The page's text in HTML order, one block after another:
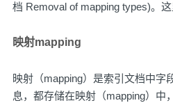
档 Removal of mapping types)。这
映射mapping
映射（mapping）是索引文档中字
息，都存储在映射（mapping）中